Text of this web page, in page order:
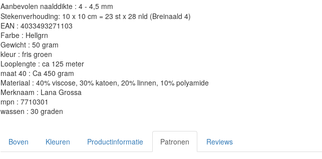
Aanbevolen naalddikte : 4 - 4,5 mm
Stekenverhouding: 10 x 10 cm = 23 st x 28 nld (Breinaald 4)
EAN : 4033493271103
Farbe : Hellgrn
Gewicht : 50 gram
kleur : fris groen
Looplengte : ca 125 meter
maat 40 : Ca 450 gram
Materiaal : 40% viscose, 30% katoen, 20% linnen, 10% polyamide
Merknaam : Lana Grossa
mpn : 7710301
wassen : 30 graden
Boven Kleuren Productinformatie Patronen Reviews